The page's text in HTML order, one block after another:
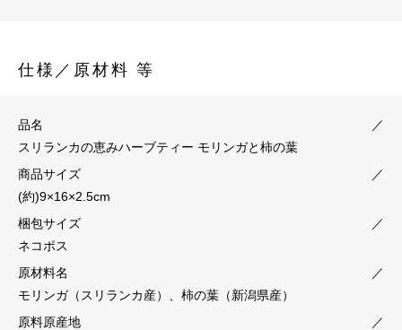
仕様／原材料 等
品名
／
スリランカの恵みハーブティー モリンガと柿の葉
商品サイズ
／
(約)9×16×2.5cm
梱包サイズ
／
ネコポス
原材料名
／
モリンガ（スリランカ産）、柿の葉（新潟県産）
原料原産地
／